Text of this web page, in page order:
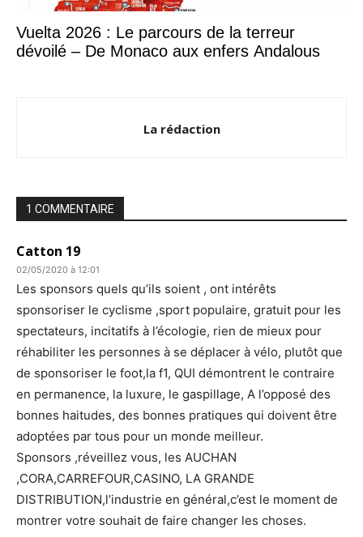
Vuelta 2026 : Le parcours de la terreur
dévoilé – De Monaco aux enfers Andalous
La rédaction
1 COMMENTAIRE
Catton 19
02/05/2020 à 12:01
Les sponsors quels qu’ils soient , ont intérêts
sponsoriser le cyclisme ,sport populaire, gratuit pour les
spectateurs, incitatifs à l’écologie, rien de mieux pour
réhabiliter les personnes à se déplacer à vélo, plutôt que
de sponsoriser le foot,la f1, QUI démontrent le contraire
en permanence, la luxure, le gaspillage, A l’opposé des
bonnes haitudes, des bonnes pratiques qui doivent être
adoptées par tous pour un monde meilleur.
Sponsors ,réveillez vous, les AUCHAN
,CORA,CARREFOUR,CASINO, LA GRANDE
DISTRIBUTION,l’industrie en général,c’est le moment de
montrer votre souhait de faire changer les choses.